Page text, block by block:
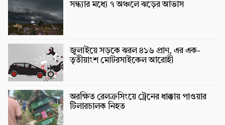
সন্ধ্যার মধ্যে ৭ অঞ্চলে ঝড়ের আভাস
জুলাইয়ে সড়কে ঝরল ৪১৬ প্রাণ, এর এক-
তৃতীয়াংশ মোটরসাইকেল আরোহী
অরক্ষিত রেলক্রসিংয়ে ট্রেনের ধাক্কায় পাওয়ার
টিলারচালক নিহত